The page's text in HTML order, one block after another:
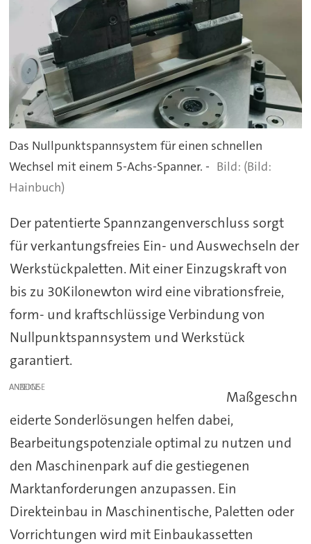
Das Nullpunktspannsystem für einen schnellen
Wechsel mit einem 5-Achs-Spanner. -
(Bild:
Hainbuch)
Der patentierte Spannzangenverschluss sorgt
für verkantungsfreies Ein- und Auswechseln der
Werkstückpaletten. Mit einer Einzugskraft von
bis zu 30Kilonewton wird eine vibrationsfreie,
form- und kraftschlüssige Verbindung von
Nullpunktspannsystem und Werkstück
garantiert.
ANZEIGE
Maßgeschn
eiderte Sonderlösungen helfen dabei,
Bearbeitungspotenziale optimal zu nutzen und
den Maschinenpark auf die gestiegenen
Marktanforderungen anzupassen. Ein
Direkteinbau in Maschinentische, Paletten oder
Vorrichtungen wird mit Einbaukassetten